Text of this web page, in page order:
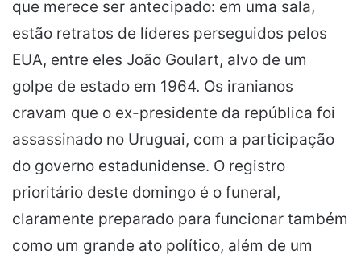
que merece ser antecipado: em uma sala,
estão retratos de líderes perseguidos pelos
EUA, entre eles João Goulart, alvo de um
golpe de estado em 1964. Os iranianos
cravam que o ex-presidente da república foi
assassinado no Uruguai, com a participação
do governo estadunidense. O registro
prioritário deste domingo é o funeral,
claramente preparado para funcionar também
como um grande ato político, além de um